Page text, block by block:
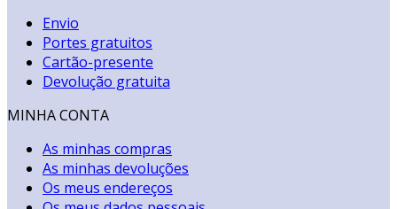
Envio
Portes gratuitos
Cartão-presente
Devolução gratuita
MINHA CONTA
As minhas compras
As minhas devoluções
Os meus endereços